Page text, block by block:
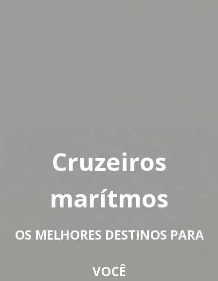
Cruzeiros
marítmos
OS MELHORES DESTINOS PARA
VOCÊ